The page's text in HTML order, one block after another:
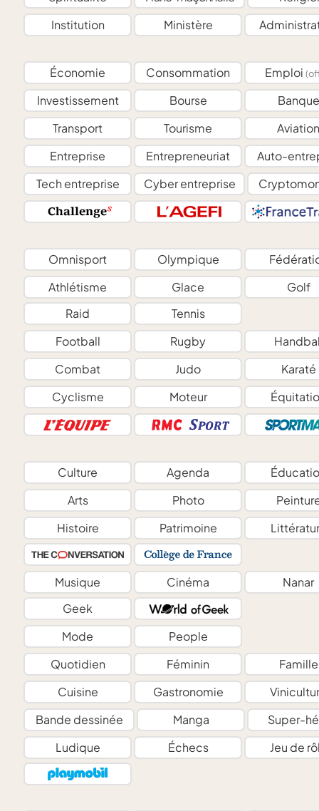
Institution
Ministère
Économie Consommation Emploi
Investissement Bourse
Banque
Transport
Tourisme
Aviation
Entreprise
Entrepreneuriat
Auto-
Tech entreprise
Cyber entreprise
Omnisport Olympique
Athlétisme
Glace
Golf
Raid
Tennis
Football
Rugby
Combat
Judo
Karaté
Cyclisme
Moteur
Culture Agenda
Arts
Photo
Histoire
Patrimoine
Musique Cinéma
Nanar
Geek
Mode
People
Quotidien
Féminin
Famille
Cuisine
Gastronomie
Bande dessinée
Manga
Super-
Ludique
Échecs Jeu de